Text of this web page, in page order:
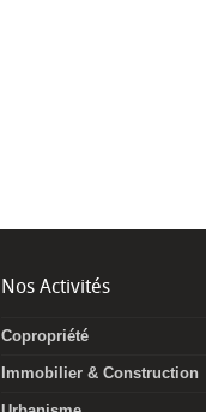
Nos Activités
Copropriété
Immobilier & Construction